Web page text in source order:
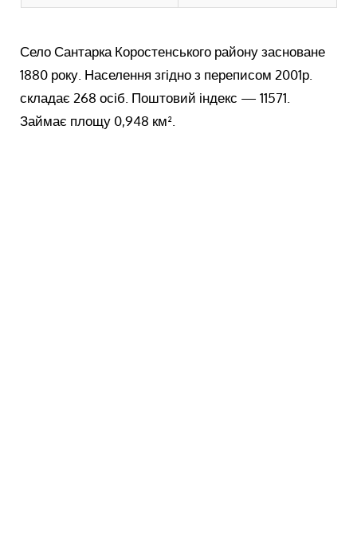
Село Сантарка Коростенського району засноване
1880 року. Населення згідно з переписом 2001р.
складає 268 осіб. Поштовий індекс — 11571.
Займає площу 0,948 км².